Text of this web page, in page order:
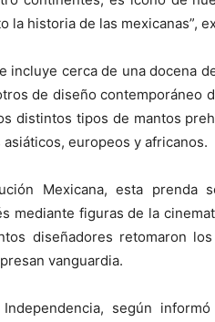
la historia de las mexicanas”,
incluye cerca de una docena
de diseño contemporáneo
distintos tipos de mantos
europeos y africanos.
Mexicana, esta
mediante figuras de la
diseñadores retomaron
vanguardia.
según